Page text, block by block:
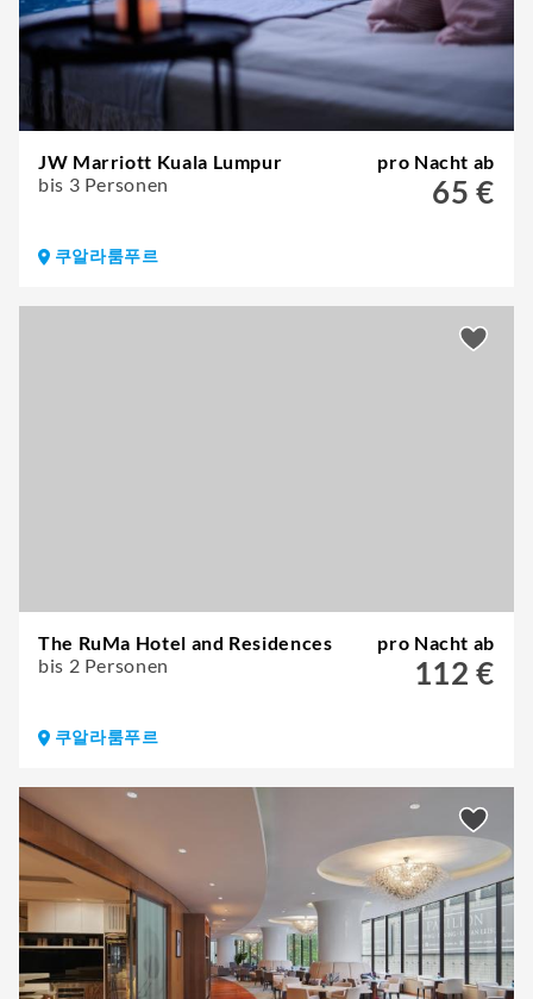
JW Marriott Kuala Lumpur
bis 3 Personen
pro Nacht ab
65 €
쿠알라룸푸르
The RuMa Hotel and Residences
bis 2 Personen
pro Nacht ab
112 €
쿠알라룸푸르